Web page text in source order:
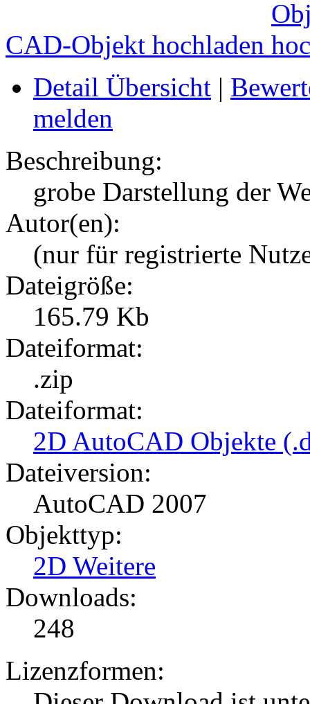
CAD-Objekt hochladen
Detail Übersicht |
melden
Beschreibung:
grobe Darstellung der
Autor(en):
(nur für registrierte
Dateigröße:
165.79 Kb
Dateiformat:
.zip
Dateiformat:
2D AutoCAD Objekte
Dateiversion:
AutoCAD 2007
Objekttyp:
2D Weitere
Downloads:
248
Lizenzformen: